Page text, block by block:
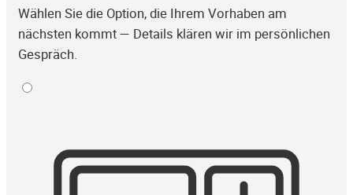
Wählen Sie die Option, die Ihrem Vorhaben am
nächsten kommt — Details klären wir im persönlichen
Gespräch.